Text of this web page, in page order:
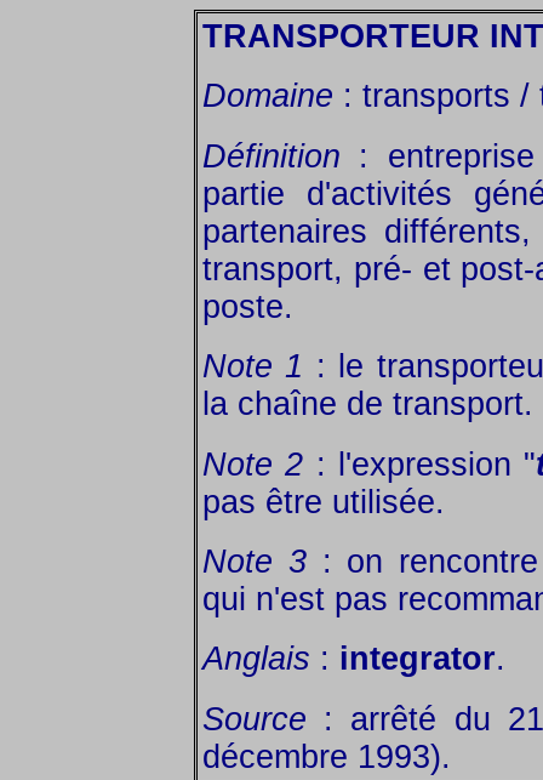
TRANSPORTEUR
Domaine : transports /
Définition :
partie d'activités
partenaires
transport, pré- et
poste.
Note 1 : le
la chaîne de transport.
Note 2 : l'expression "
pas être utilisée.
Note 3: on
qui n'est pas
Anglais : integrator.
Source : arrêté du
décembre 1993).